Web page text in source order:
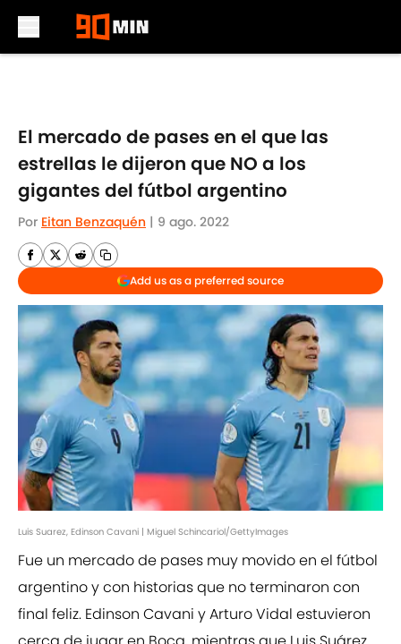
El mercado de pases en el que las
estrellas le dijeron que NO a los
gigantes del fútbol argentino
Por Eitan Benzaquén | 9 ago. 2022
Add us as a preferred source
Luis Suarez, Edinson Cavani | Miguel Schincariol/GettyImages
Fue un mercado de pases muy movido en el fútbol
argentino y con historias que no terminaron con
final feliz. Edinson Cavani y Arturo Vidal estuvieron